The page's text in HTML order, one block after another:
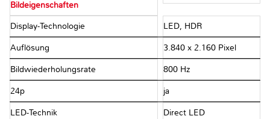
Bildeigenschaften
Display-Technologie LED, HDR
Auflösung 3.840 x 2.160 Pixel
Bildwiederholungsrate 800 Hz
24p ja
LED-Technik Direct LED